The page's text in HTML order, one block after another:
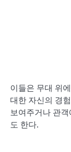
이들은 무대 위
대한 자신의 경
보여주거나 관
도 한다.